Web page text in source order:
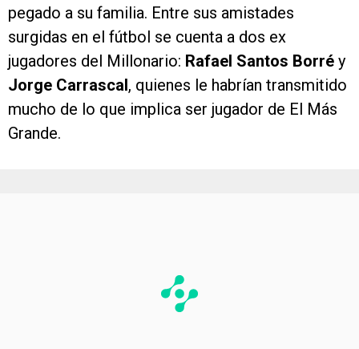
pegado a su familia. Entre sus amistades
surgidas en el fútbol se cuenta a dos ex
jugadores del Millonario: Rafael Santos Borré y
Jorge Carrascal, quienes le habrían transmitido
mucho de lo que implica ser jugador de El Más
Grande.